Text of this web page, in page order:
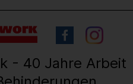
- 40 Jahre Arbeit